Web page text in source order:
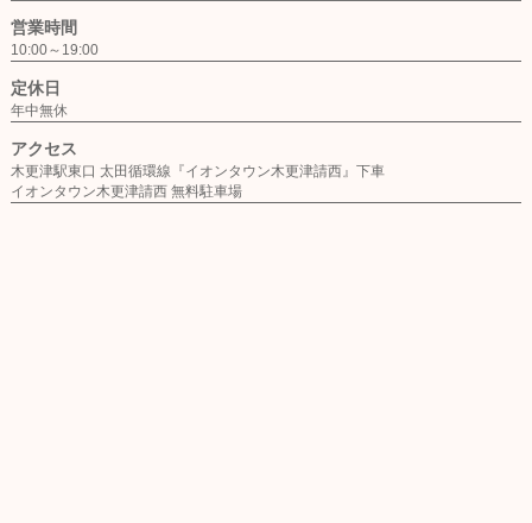
営業時間
10:00～19:00
定休日
年中無休
アクセス
木更津駅東口 太田循環線『イオンタウン木更津請西』下車
イオンタウン木更津請西 無料駐車場